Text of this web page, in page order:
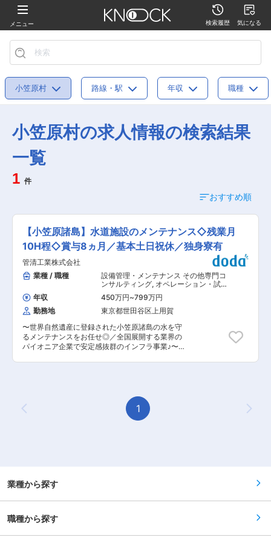
メニュー 検索履歴 気になる
小笠原村 路線・駅 年収 職種
小笠原村の求人情報の検索結果
一覧
1 件
おすすめ順
【小笠原諸島】水道施設のメンテナンス◇残業月
10H程◇賞与8ヵ月／基本土日祝休／独身寮有
管清工業株式会社
業種 / 職種
設備管理・メンテナンス その他専門コ
ンサルティング, オペレーション・試運
転 メンテナンス
年収 450万円~799万円
勤務地
東京都世田谷区上用賀
〜世界自然遺産に登録された小笠原諸島の水を守
るメンテナンスをお任せ◎／全国展開する業界の
パイオニア企業で安定感抜群のインフラ事業♪〜
尿処理施設の運転管理＞ 機械やポンプ等の動作確
認／施設内の巡視点検・清掃／中央監視室での計
バーが在籍しています！（20代2名、30代1名、
40代3名、50代1名、60代1名）小笠原諸島はダ
イビングや釣りなどマリンスポーツの名所な為、
ャー等を楽しむメンバーもいれば、インドアな趣
Previous Page
1
業種から探す
職種から探す